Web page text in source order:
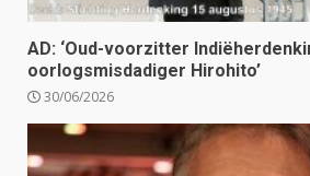
AD: ‘Oud-voorzitter
oorlogsmisdadiger Hirohito’
30/06/2026